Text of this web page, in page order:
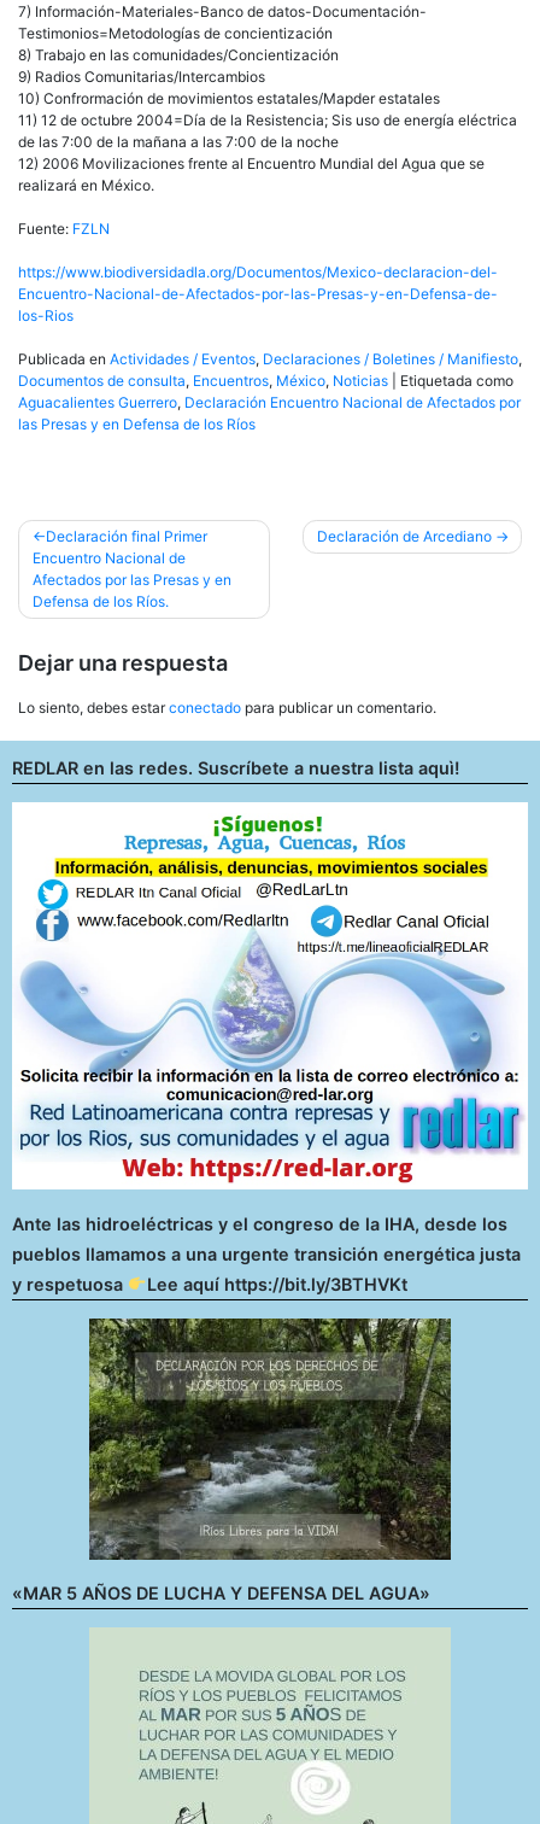
7) Información-Materiales-Banco de datos-Documentación-
Testimonios=Metodologías de concientización
8) Trabajo en las comunidades/Concientización
9) Radios Comunitarias/Intercambios
10) Confrormación de movimientos estatales/Mapder estatales
11) 12 de octubre 2004=Día de la Resistencia; Sis uso de energía eléctrica
de las 7:00 de la mañana a las 7:00 de la noche
12) 2006 Movilizaciones frente al Encuentro Mundial del Agua que se
realizará en México.
Fuente: FZLN
https://www.biodiversidadla.org/Documentos/Mexico-declaracion-del-
Encuentro-Nacional-de-Afectados-por-las-Presas-y-en-Defensa-de-
los-Rios
Publicada en Actividades / Eventos, Declaraciones / Boletines / Manifiesto,
Documentos de consulta, Encuentros, México, Noticias
Etiquetada como
Aguacalientes Guerrero, Declaración Encuentro Nacional de Afectados por
las Presas y en Defensa de los Ríos
Navegación
de
entradas
Declaración final Primer
Encuentro Nacional de
Afectados por las Presas y en
Defensa de los Ríos.
Declaración de Arcediano
Dejar una respuesta
Lo siento, debes estarconectado para publicar un comentario.
REDLAR en las redes. Suscríbete a nuestra lista aquì!
Ante las hidroeléctricas y el congreso de la IHA, desde los
pueblos llamamos a una urgente transición energética justa
y respetuosa
Lee aquí https://bit.ly/3BTHVKt
«MAR 5 AÑOS DE LUCHA Y DEFENSA DEL AGUA»